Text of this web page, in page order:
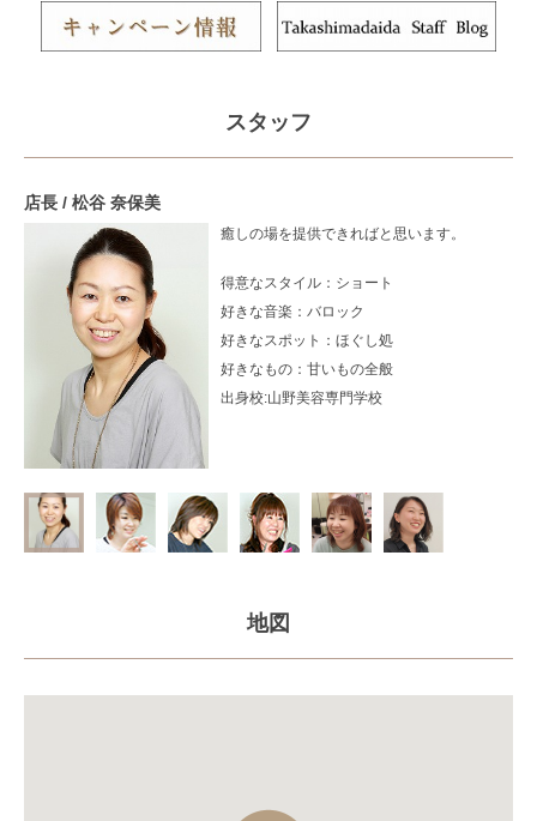
スタッフ
店長 / 松谷 奈保美
癒しの場を提供できればと思います。
得意なスタイル： ショート
好きな音楽： バロック
好きなスポット： ほぐし処
好きなもの： 甘いもの全般
出身校:山野美容専門学校
地図